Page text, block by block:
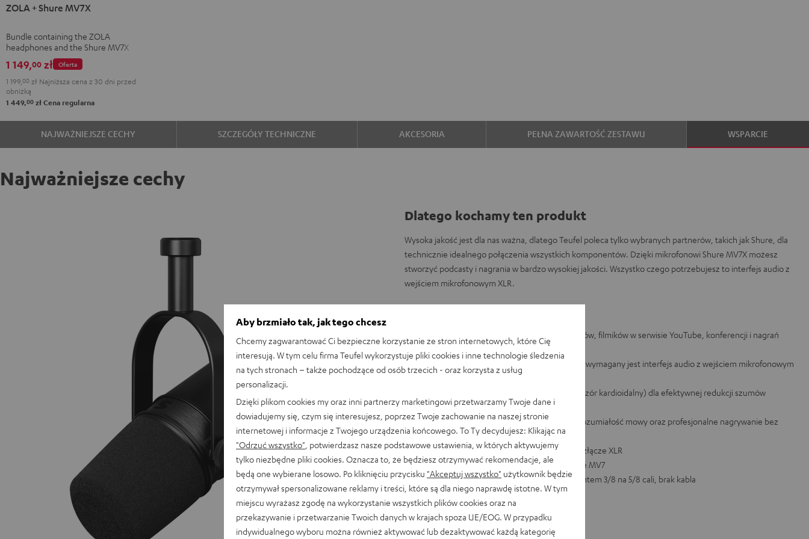
+
MV7X
Dark
Gray
ZOLA + Shure MV7X
Bundle containing the ZOLA
headphones and the Shure MV7X
microphone.
Oferta
1 149,00 zł
1 199, 00 zł Najniższa cena z 30 dni przed
obniżką
1 449,00 zł Cena regularna
NAJWAŻNIEJSZE CECHY SZCZEGÓŁY TECHNICZNE AKCESORIA PEŁNA ZAWARTOŚĆ ZESTAWU WSPARCIE
Najważniejsze cechy
Dlatego kochamy ten produkt
Wysoka jakość jest dla nas ważna, dlatego Teufel poleca tylko wybranych partnerów, takich jak Shure, dla
technicznie idealnego połączenia wszystkich komponentów. Dzięki mikrofonowi Shure MV7X możesz
stworzyć podcasty i nagrania w bardzo wysokiej jakości. Wszystko czego potrzebujesz to interfejs audio z
wejściem mikrofonowym XLR.
Zalety na pierwszy rzut oka
Mikrofon wokalny dla wysokiej jakości podcastów, filmików w serwisie YouTube, konferencji i nagrań
Uwaga: Do zastosowania na komputerze/Mac wymagany jest interfejs audio z wejściem mikrofonowym
Kierunkowa dynamiczna kapsuła mikrofonu (wzór kardioidalny) dla efektywnej redukcji szumów
otoczenia i pogłosów pomieszczenia
Technologia izolacji głosu umożliwia lepszą zrozumiałość mowy oraz profesjonalne nagrywanie bez
szumów i zewnętrznych hałasów
Solidna, metalowa konstrukcja, profesjonalne złącze XLR
Posiada taką samą kapsułę mikrofonu jak Shure MV7
W zestawie znajduje się również uchwyt z gwintem 3/8 na 5/8 cali, brak kabla
Aby brzmiało tak, jak tego chcesz
Chcemy zagwarantować Ci bezpieczne korzystanie ze stron internetowych, które Cię
interesują. W tym celu firma Teufel wykorzystuje pliki cookies i inne technologie śledzenia
na tych stronach – także pochodzące od osób trzecich - oraz korzysta z usług
personalizacji.
Dzięki plikom cookies my oraz inni partnerzy marketingowi przetwarzamy Twoje dane i
dowiadujemy się, czym się interesujesz, poprzez Twoje zachowanie na naszej stronie
internetowej i informacje z Twojego urządzenia końcowego. To Ty decydujesz: Klikając na
"Odrzuć wszystko" , potwierdzasz nasze podstawowe ustawienia, w których aktywujemy
tylko niezbędne pliki cookies. Oznacza to, że będziesz otrzymywać rekomendacje, ale
będą one wybierane losowo. Po kliknięciu przycisku "Akceptuj wszystko" użytkownik będzie
otrzymywał spersonalizowane reklamy i treści, które są dla niego naprawdę istotne. W tym
miejscu wyrażasz zgodę na wykorzystanie wszystkich plików cookies oraz na
przekazywanie i przetwarzanie Twoich danych w krajach spoza UE/EOG. W przypadku
indywidualnego wyboru można również aktywować lub dezaktywować każdą kategorię